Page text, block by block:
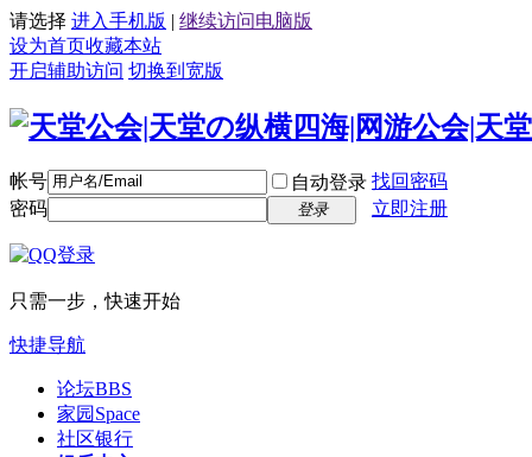
请选择 进入手机版 | 继续访问电脑版
设为首页收藏本站
开启辅助访问 切换到宽版
帐号 自动登录 找回密码
密码
登录 立即注册
只需一步，快速开始
快捷导航
论坛BBS
家园 Space
社区银行